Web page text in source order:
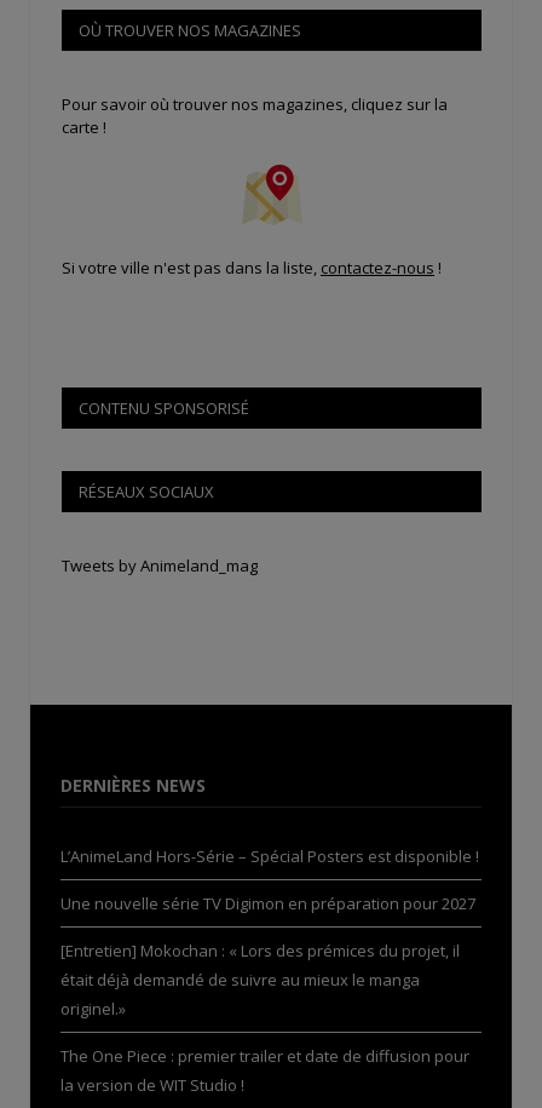
OÙ TROUVER NOS MAGAZINES
Pour savoir où trouver nos magazines, cliquez sur la
carte !
Si votre ville n'est pas dans la liste, contactez-nous !
CONTENU SPONSORISÉ
RÉSEAUX SOCIAUX
Tweets by Animeland_mag
DERNIÈRES NEWS
L’AnimeLand Hors-Série – Spécial Posters est disponible !
Une nouvelle série TV Digimon en préparation pour 2027
[Entretien] Mokochan : « Lors des prémices du projet, il
était déjà demandé de suivre au mieux le manga
originel.»
The One Piece : premier trailer et date de diffusion pour
la version de WIT Studio !